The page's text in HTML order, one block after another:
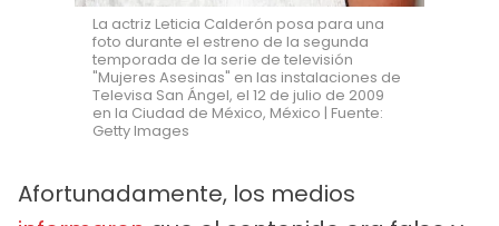
La actriz Leticia Calderón posa para una
foto durante el estreno de la segunda
temporada de la serie de televisión
"Mujeres Asesinas" en las instalaciones de
Televisa San Ángel, el 12 de julio de 2009
en la Ciudad de México, México | Fuente:
Getty Images
Afortunadamente, los medios